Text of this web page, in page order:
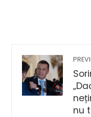
nu